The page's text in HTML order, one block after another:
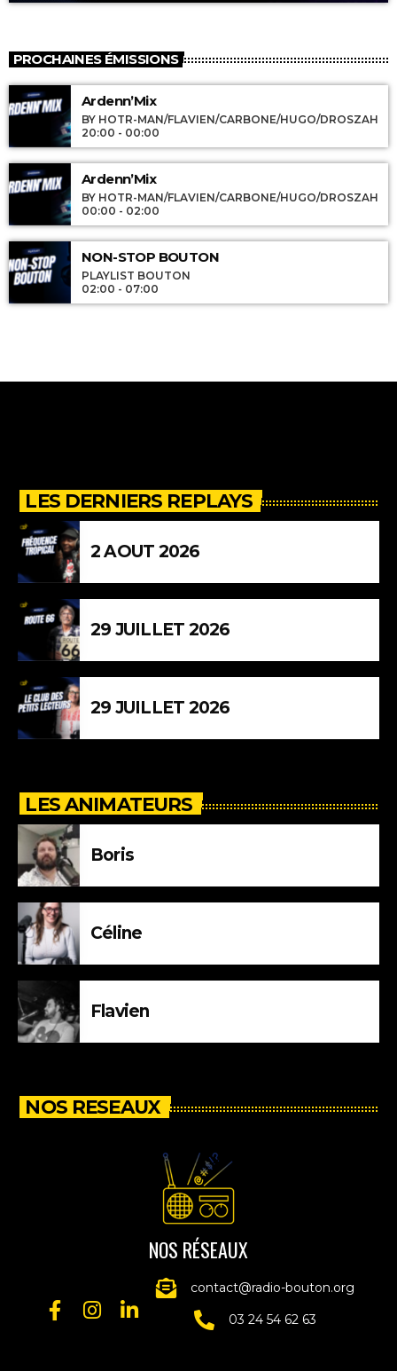
PROCHAINES ÉMISSIONS
Ardenn’Mix
BY HOTR-MAN/FLAVIEN/CARBONE/HUGO/DROSZAH
20:00 - 00:00
Ardenn’Mix
BY HOTR-MAN/FLAVIEN/CARBONE/HUGO/DROSZAH
00:00 - 02:00
NON-STOP BOUTON
PLAYLIST BOUTON
02:00 - 07:00
LES DERNIERS REPLAYS
2 AOUT 2026
29 JUILLET 2026
29 JUILLET 2026
LES ANIMATEURS
Boris
Céline
Flavien
NOS RESEAUX
NOS RÉSEAUX
contact@radio-bouton.org
03 24 54 62 63